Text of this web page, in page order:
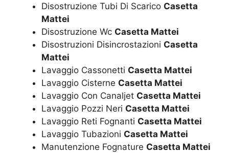
Disostruzione Tubi Di Scarico Casetta
Mattei
Disostruzione Wc Casetta Mattei
Disostruzioni Disincrostazioni Casetta
Mattei
Lavaggio Cassonetti Casetta Mattei
Lavaggio Cisterne Casetta Mattei
Lavaggio Con Canaljet Casetta Mattei
Lavaggio Pozzi Neri Casetta Mattei
Lavaggio Reti Fognanti Casetta Mattei
Lavaggio Tubazioni Casetta Mattei
Manutenzione Fognature Casetta Mattei